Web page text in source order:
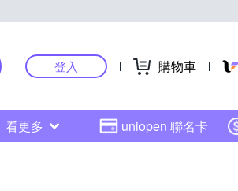
登入 購物車
看更多 uniopen 聯名卡